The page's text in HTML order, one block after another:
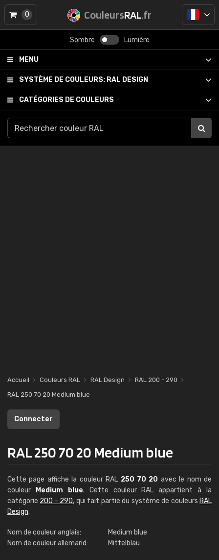
CouleursRAL.fr
Sombre Lumière
MENU
SYSTÈME DE COULEURS: RAL DESIGN
CATÉGORIES DE COULEURS
0
Accueil Couleurs RAL RAL Design
RAL 200 - 290
RAL 250 70 20 Medium blue
Connecter
RAL 250 70 20 Medium blue
Cette page affiche la couleur RAL 250 70 20 avec le nom de
couleur
Medium blue. Cette couleur RAL appartient à la
catégorie 200 - 290, qui fait partie du système de couleurs RAL
Design.
Nom de couleur anglais:
Medium blue
Nom de couleur allemand:
Mittelblau